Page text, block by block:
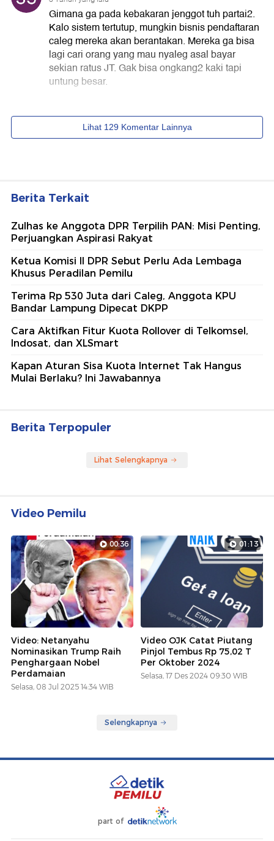
Berita Terkait
Zulhas ke Anggota DPR Terpilih PAN: Misi Penting,
Perjuangkan Aspirasi Rakyat
Ketua Komisi II DPR Sebut Perlu Ada Lembaga
Khusus Peradilan Pemilu
Terima Rp 530 Juta dari Caleg, Anggota KPU
Bandar Lampung Dipecat DKPP
Cara Aktifkan Fitur Kuota Rollover di Telkomsel,
Indosat, dan XLSmart
Kapan Aturan Sisa Kuota Internet Tak Hangus
Mulai Berlaku? Ini Jawabannya
Berita Terpopuler
Lihat Selengkapnya
Video Pemilu
00:36
Video: Netanyahu
Nominasikan Trump Raih
Penghargaan Nobel
Perdamaian
Selasa, 08 Jul 2025 14:34 WIB
01:13
Video OJK Catat Piutang
Pinjol Tembus Rp 75,02 T
Per Oktober 2024
Selasa, 17 Des 2024 09:30 WIB
Selengkapnya
part of